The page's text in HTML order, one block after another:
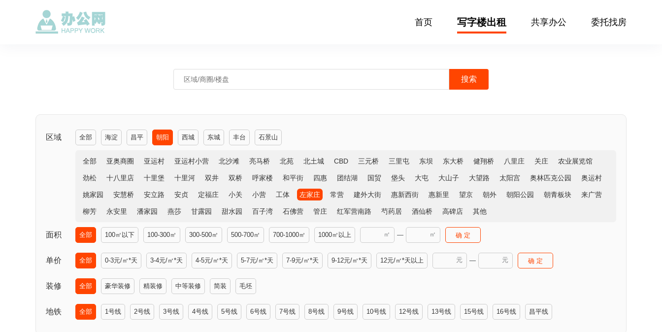
首页 写字楼出租 共享办公 委托找房
区域 全部 海淀 昌平 朝阳 西城 东城 丰台 石景山
全部 亚奥商圈 亚运村 亚运村小营 北沙滩 亮马桥 北苑 北土城 CBD 三元桥 三里屯 东坝 东大桥 健翔桥 八里庄 关庄 农业展览馆
劲松 十八里店 十里堡 十里河 双井 双桥 呼家楼 和平街 四惠 团结湖 国贸 垡头 大屯 大山子 大望路 太阳宫 奥林匹克公园 奥运村
姚家园 安慧桥 安立路 安贞 定福庄 小关 小营 工体 左家庄 常营 建外大街 惠新西街 惠新里 望京 朝外 朝阳公园 朝青板块 来广营
柳芳 永安里 潘家园 燕莎 甘露园 甜水园 百子湾 石佛营 管庄 红军营南路 芍药居 酒仙桥 高碑店 其他
面积 全部 100㎡以下 100-300㎡ 300-500㎡ 500-700㎡ 700-1000㎡ 1000㎡以上 ㎡ — ㎡ 确 定
单价 全部 0-3元/㎡*天 3-4元/㎡*天 4-5元/㎡*天 5-7元/㎡*天 7-9元/㎡*天 9-12元/㎡*天 12元/㎡*天以上 元 — 元 确 定
装修 全部 豪华装修 精装修 中等装修 简装 毛坯
地铁 全部 1号线 2号线 3号线 4号线 5号线 6号线 7号线 8号线 9号线 10号线 12号线 13号线 15号线 16号线 昌平线